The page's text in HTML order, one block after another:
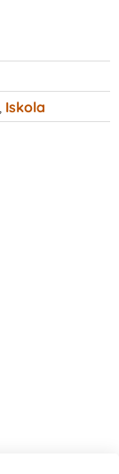
Iskola